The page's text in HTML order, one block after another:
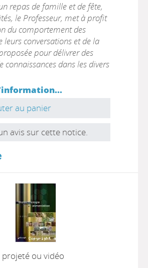
repas de famille et de fête,
le Professeur, met à profit
du comportement des
leurs conversations et de la
pour délivrer des
connaissances dans les divers
au panier
avis sur cette notice.
ou vidéo